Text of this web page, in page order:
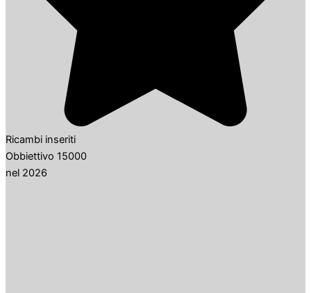
Ricambi inseriti
Obbiettivo 15000
nel 2026